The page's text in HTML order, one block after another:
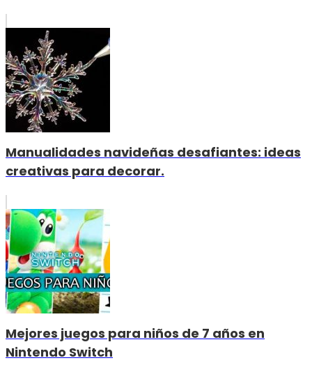
Manualidades navideñas desafiantes: ideas
creativas para decorar.
Mejores juegos para niños de 7 años en
Nintendo Switch